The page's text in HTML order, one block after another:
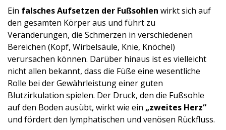
Ein falsches Aufsetzen der Fußsohlen wirkt sich auf
den gesamten Körper aus und führt zu
Veränderungen, die Schmerzen in verschiedenen
Bereichen (Kopf, Wirbelsäule, Knie, Knöchel)
verursachen können. Darüber hinaus ist es vielleicht
nicht allen bekannt, dass die Füße eine wesentliche
Rolle bei der Gewährleistung einer guten
Blutzirkulation spielen. Der Druck, den die Fußsohle
auf den Boden ausübt, wirkt wie ein „zweites Herz“
und fördert den lymphatischen und venösen Rückfluss.